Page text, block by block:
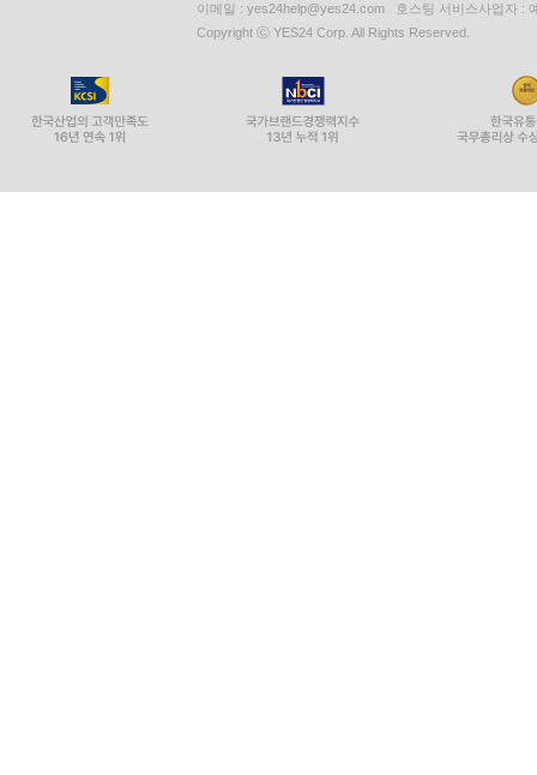
이메일 : yes24help@yes24.com 호스팅 서비스사업자 :
Copyright ⓒ YES24 Corp. All Rights Reserved.